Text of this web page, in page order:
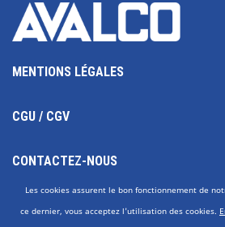
Les cookies assurent le bon fonctionnement de
ce dernier, vous acceptez l'utilisation des cookies.
MENTIONS LÉGALES
CGU / CGV
CONTACTEZ-NOUS
AVALCO SETEM, UNE SOCIÉTÉ DU